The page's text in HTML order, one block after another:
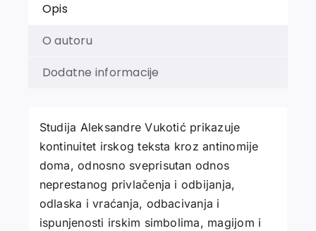
Opis
O autoru
Dodatne informacije
Studija Aleksandre Vukotić prikazuje
kontinuitet irskog teksta kroz antinomije
doma, odnosno sveprisutan odnos
neprestanog privlačenja i odbijanja,
odlaska i vraćanja, odbacivanja i
ispunjenosti irskim simbolima, magijom i